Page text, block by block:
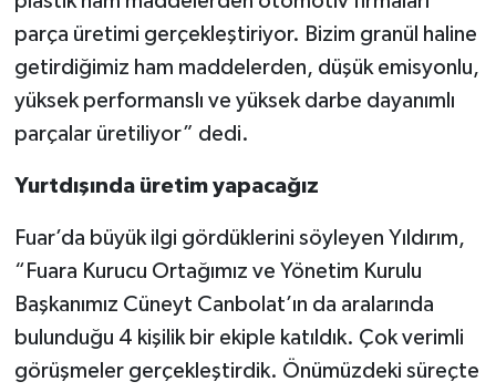
parça üretimi gerçekleştiriyor. Bizim granül haline
getirdiğimiz ham maddelerden, düşük emisyonlu,
yüksek performanslı ve yüksek darbe dayanımlı
parçalar üretiliyor” dedi.
Yurtdışında üretim yapacağız
Fuar’da büyük ilgi gördüklerini söyleyen Yıldırım,
“Fuara Kurucu Ortağımız ve Yönetim Kurulu
Başkanımız Cüneyt Canbolat’ın da aralarında
bulunduğu 4 kişilik bir ekiple katıldık. Çok verimli
görüşmeler gerçekleştirdik. Önümüzdeki süreçte